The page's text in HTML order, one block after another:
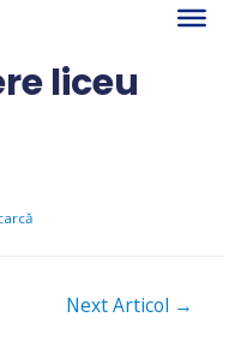
liceu
Next Articol →